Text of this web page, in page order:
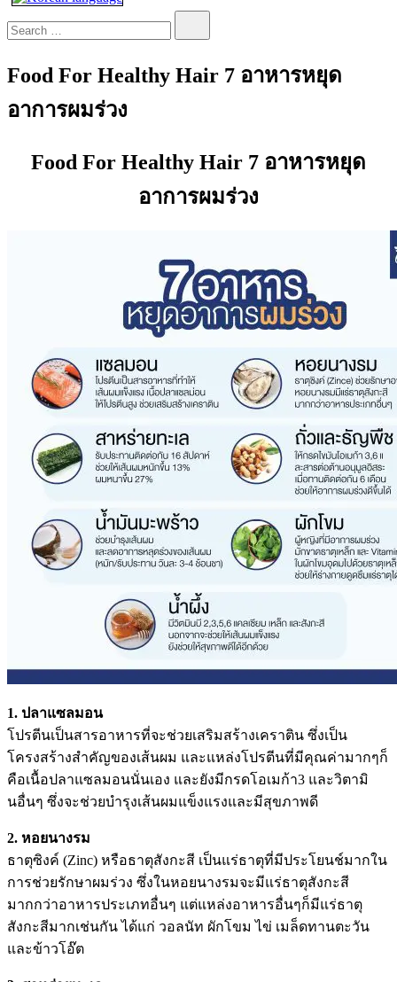
Food For Healthy Hair 7 อาหารหยุด
อาการผมร่วง
Food For Healthy Hair 7 อาหารหยุด
อาการผมร่วง
1. ปลาแซลมอน
โปรตีนเป็นสารอาหารที่จะช่วยเสริมสร้างเคราติน ซึ่งเป็น
โครงสร้างสำคัญของเส้นผม และแหล่งโปรตีนที่มีคุณค่ามากๆก็
คือเนื้อปลาแซลมอนนั่นเอง และยังมีกรดโอเมก้า3 และวิตามิ
นอื่นๆ ซึ่งจะช่วยบำรุงเส้นผมแข็งแรงและมีสุขภาพดี
2. หอยนางรม
ธาตุซิงค์ (Zinc) หรือธาตุสังกะสี เป็นแร่ธาตุที่มีประโยนช์มากใน
การช่วยรักษาผมร่วง ซึ่งในหอยนางรมจะมีแร่ธาตุสังกะสี
มากกว่าอาหารประเภทอื่นๆ แต่แหล่งอาหารอื่นๆก็มีแร่ธาตุ
สังกะสีมากเช่นกัน ได้แก่ วอลนัท ผักโขม ไข่ เมล็ดทานตะวัน
และข้าวโอ๊ต